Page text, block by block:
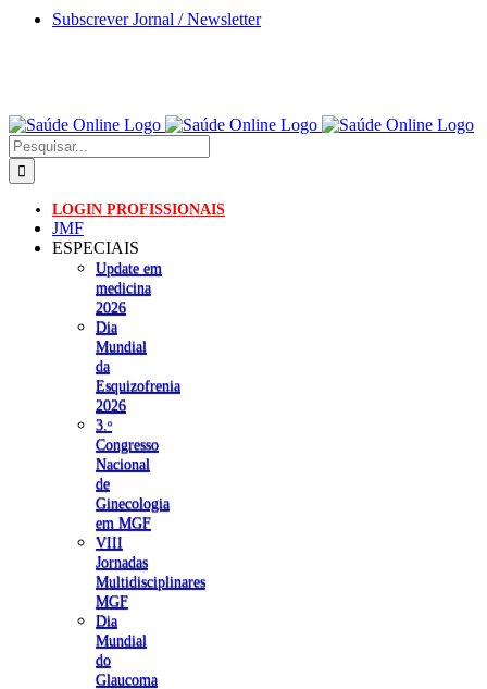
Skip
Subscrever Jornal / Newsletter
Pesquisar
LOGIN PROFISSIONAIS
JMF
ESPECIAIS
Update em
medicina
2026
Dia
Mundial
da
Esquizofrenia
2026
3.ᵒ
Congresso
Nacional
de
Ginecologia
em MGF
VIII
Jornadas
Multidisciplinares
MGF
Dia
Mundial
do
Glaucoma